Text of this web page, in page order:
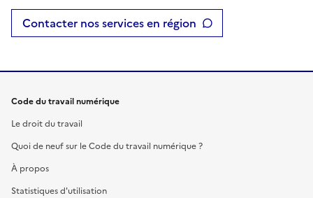
Contacter nos services en région
Code du travail numérique
Le droit du travail
Quoi de neuf sur le Code du travail numérique ?
À propos
Statistiques d'utilisation